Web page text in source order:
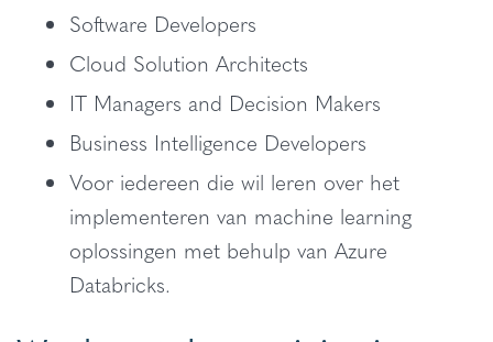
Software Developers
Cloud Solution Architects
IT Managers and Decision Makers
Business Intelligence Developers
Voor iedereen die wil leren over het
implementeren van machine learning
oplossingen met behulp van Azure
Databricks.